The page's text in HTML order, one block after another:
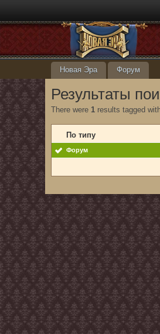
Новая Эра Форум
Результаты
There were 1 results tagged
По типу
Форум